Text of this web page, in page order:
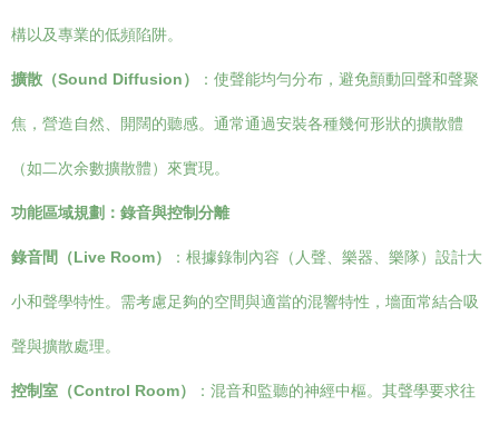
構以及專業的低頻陷阱。
擴散（Sound Diffusion） ：使聲能均勻分布，避免顫動回聲和聲聚
焦，營造自然、開闊的聽感。通常通過安裝各種幾何形狀的擴散體
（如二次余數擴散體）來實現。
功能區域規劃：錄音與控制分離
錄音間（Live Room） ：根據錄制內容（人聲、樂器、樂隊）設計大
小和聲學特性。需考慮足夠的空間與適當的混響特性，墻面常結合吸
聲與擴散處理。
控制室（Control Room） ：混音和監聽的神經中樞。其聲學要求往